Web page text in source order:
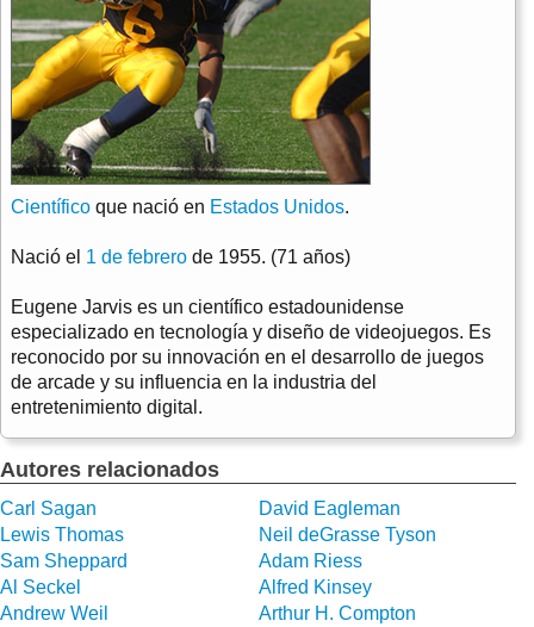
Científico que nació en Estados Unidos.
Nació el 1 de febrero de 1955. (71 años)
Eugene Jarvis es un científico estadounidense
especializado en tecnología y diseño de videojuegos. Es
reconocido por su innovación en el desarrollo de juegos
de arcade y su influencia en la industria del
entretenimiento digital.
Autores relacionados
Carl Sagan
David Eagleman
Lewis Thomas
Neil deGrasse Tyson
Sam Sheppard
Adam Riess
Al Seckel
Alfred Kinsey
Andrew Weil
Arthur H. Compton